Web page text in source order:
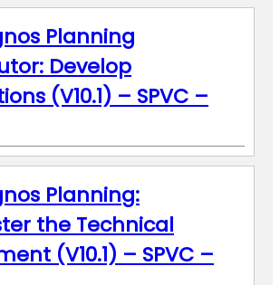
Planning
Develop
(V10.1) – SPVC –
Planning:
the Technical
(V10.1) – SPVC –